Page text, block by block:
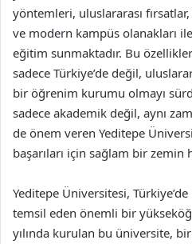
yöntemleri, uluslararası
ve modern kampüs olanakları
eğitim sunmaktadır. Bu
sadece Türkiye’de değil,
bir öğrenim kurumu olmayı
sadece akademik değil, aynı
de önem veren Yeditepe
başarıları için sağlam bir zemin
Yeditepe Üniversitesi,
temsil eden önemli bir
yılında kurulan bu üniversite,